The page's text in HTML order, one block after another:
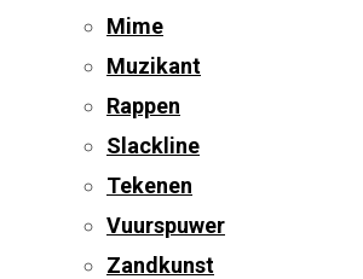
Mime
Muzikant
Rappen
Slackline
Tekenen
Vuurspuwer
Zandkunst